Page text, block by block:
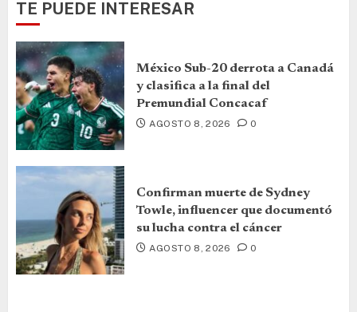
TE PUEDE INTERESAR
México Sub-20 derrota a Canadá
y clasifica a la final del
Premundial Concacaf
AGOSTO 8, 2026 0
Confirman muerte de Sydney
Towle, influencer que documentó
su lucha contra el cáncer
AGOSTO 8, 2026 0